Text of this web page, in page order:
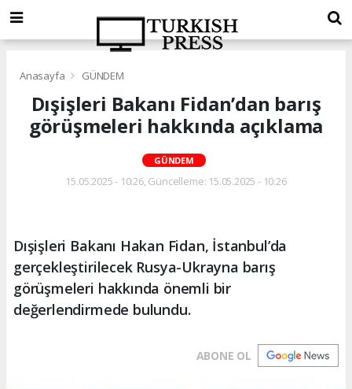
Anasayfa GÜNDEM
Dışişleri Bakanı Fidan’dan barış
görüşmeleri hakkında açıklama
GÜNDEM
15.05.2025 - 10:26, Güncelleme: 15.05.2025 - 10:26
Dışişleri Bakanı Hakan Fidan, İstanbul’da
gerçekleştirilecek Rusya-Ukrayna barış
görüşmeleri hakkında önemli bir
değerlendirmede bulundu.
ABONE OL